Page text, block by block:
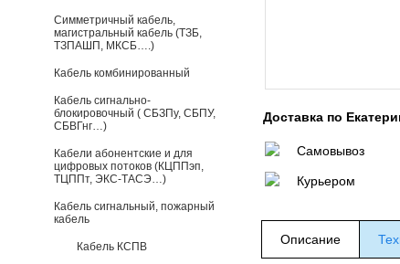
Симметричный кабель,
магистральный кабель (ТЗБ,
ТЗПАШП, МКСБ….)
Кабель комбинированный
Кабель сигнально-
блокировочный ( СБЗПу, СБПУ,
СБВГнг…)
Кабели абонентские и для
цифровых потоков (КЦППэп,
ТЦППт, ЭКС-ТАСЭ…)
Кабель сигнальный, пожарный
кабель
Кабель КСПВ
Доставка по
Самовывоз
Курьером
Описание